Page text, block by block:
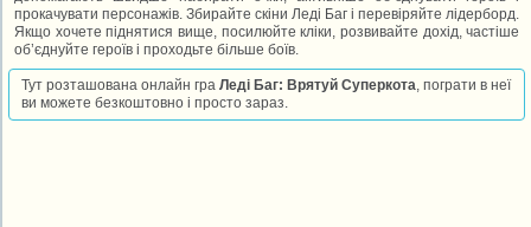
прокачувати персонажів. Збирайте скіни Леді Баг і перевіряйте лідерборд.
Якщо хочете піднятися вище, посилюйте кліки, розвивайте дохід, частіше
об’єднуйте героїв і проходьте більше боїв.
Тут розташована онлайн граЛеді Баг: Врятуй Суперкота, пограти в неї
ви можете безкоштовно і просто зараз.